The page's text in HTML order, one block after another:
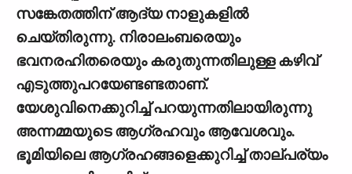
സങ്കേതത്തിന് ആദ്യ നാളുകളില്‍
ചെയ്തിരുന്നു. നിരാലംബരെയും
ഭവനരഹിതരെയും കരുതുന്നതിലുള്ള കഴിവ്
എടുത്തുപറയേണ്ടണ്ടതാണ്.
യേശുവിനെക്കുറിച്ച് പറയുന്നതിലായിരുന്നു
അന്നമ്മയുടെ ആഗ്രഹവും ആവേശവും.
ഭൂമിയിലെ ആഗ്രഹങ്ങളെക്കുറിച്ച് താല്പര്യം